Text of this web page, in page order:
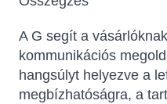
A G segít a
kommunikációs
hangsúlyt helyezve a
megbízhatóságra, a